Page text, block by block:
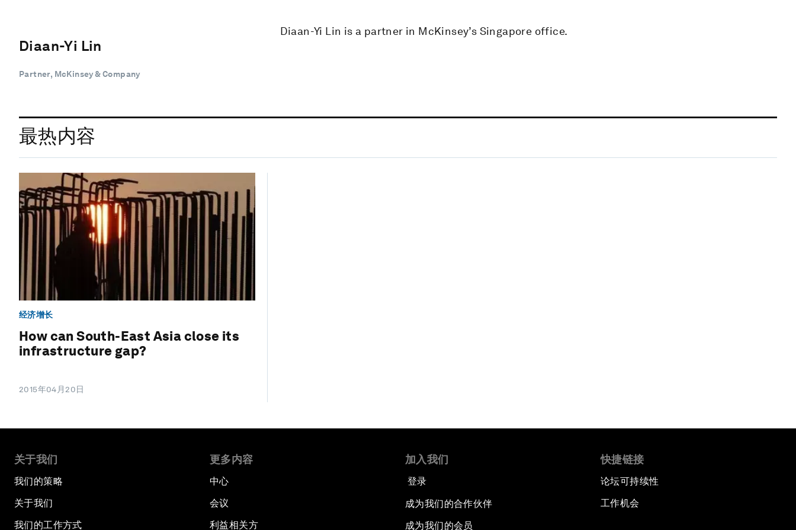
Diaan-Yi Lin
Partner, McKinsey & Company
Diaan-Yi Lin is a partner in McKinsey’s Singapore office.
最热内容
经济增长
How can South-East Asia close its
infrastructure gap?
2015年04月20日
关于我们
我们的策略
关于我们
我们的工作方式
更多内容
中心
会议
利益相关方
加入我们
登录
成为我们的合作伙伴
成为我们的会员
快捷链接
论坛可持续性
工作机会